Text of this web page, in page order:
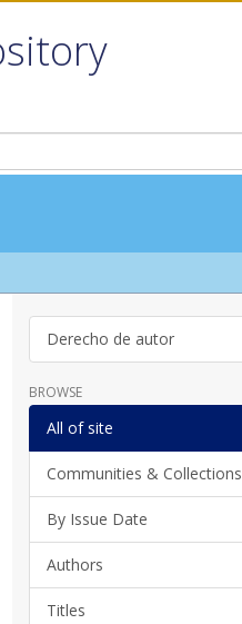
Derecho de autor
BROWSE
All of site
Communities & Collections
By Issue Date
Authors
Titles